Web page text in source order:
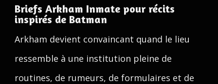
Briefs Arkham Inmate pour récits
inspirés de Batman
Arkham devient convaincant quand le lieu
ressemble à une institution pleine de
routines, de rumeurs, de formulaires et de